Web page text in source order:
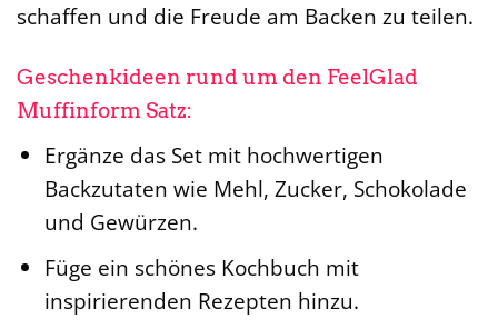
schaffen und die Freude am Backen zu teilen.
Geschenkideen rund um den FeelGlad
Muffinform Satz:
Ergänze das Set mit hochwertigen
Backzutaten wie Mehl, Zucker, Schokolade
und Gewürzen.
Füge ein schönes Kochbuch mit
inspirierenden Rezepten hinzu.